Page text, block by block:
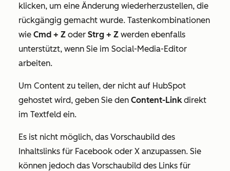
klicken, um eine Änderung wiederherzustellen, die
rückgängig gemacht wurde. Tastenkombinationen
wie Cmd + Z oder Strg + Z werden ebenfalls
unterstützt, wenn Sie im Social-Media-Editor
arbeiten.
Um Content zu teilen, der nicht auf HubSpot
gehostet wird, geben Sie den Content-Linkdirekt
im Textfeld ein.
Es ist nicht möglich, das Vorschaubild des
Inhaltslinks für Facebook oder X anzupassen. Sie
können jedoch das Vorschaubild des Links für